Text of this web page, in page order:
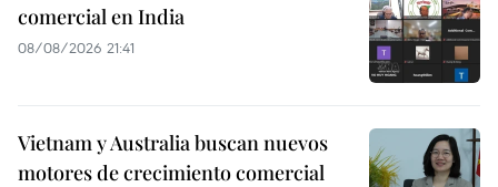
comercial en India
08/08/2026 21:41
Vietnam y Australia buscan nuevos
motores de crecimiento comercial